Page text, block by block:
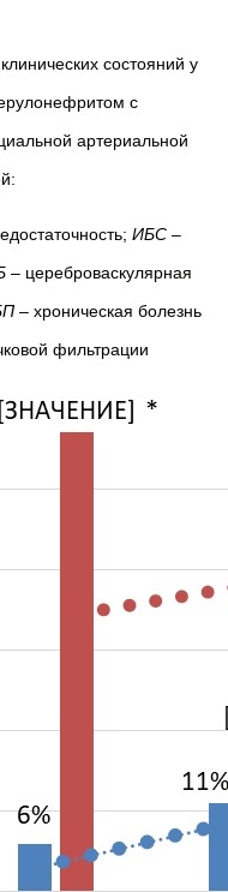
состояний у
с
артериальной
ИБС–
– цереброваскулярная
– хроническая болезнь
фильтрации